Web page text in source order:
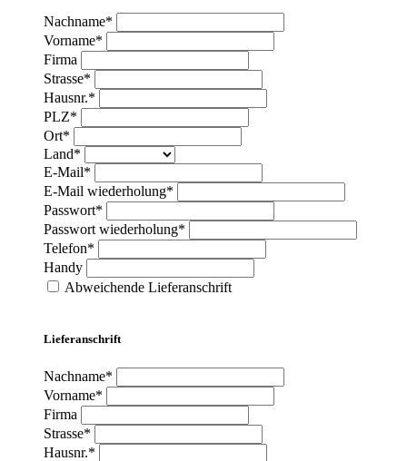
Nachname*
Vorname*
Firma
Strasse*
Hausnr.*
PLZ*
Ort*
Land*
E-Mail*
E-Mail wiederholung*
Passwort*
Passwort wiederholung*
Telefon*
Handy
Abweichende Lieferanschrift
Lieferanschrift
Nachname*
Vorname*
Firma
Strasse*
Hausnr.*